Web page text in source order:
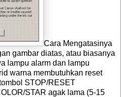
Cara Mengatasinya
gambar diatas, atau biasanya
lampu alarm dan lampu
warna membutuhkan reset
STOP/RESET
STAR agak lama (5-15